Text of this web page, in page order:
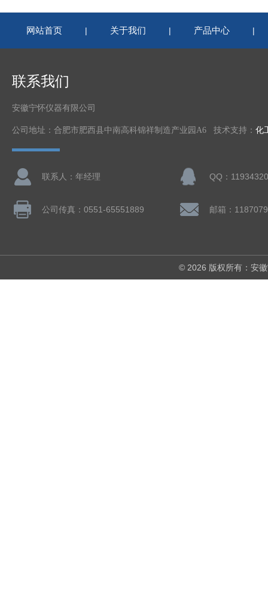
网站首页 | 关于我们 | 产品中心 |
联系我们
安徽宁怀仪器有限公司
公司地址：合肥市肥西县中南高科锦祥制造产业园A6 技术支持： 化
联系人：年经理 QQ：
公司传真：0551-65551889 邮箱：
© 2026 版权所有：安